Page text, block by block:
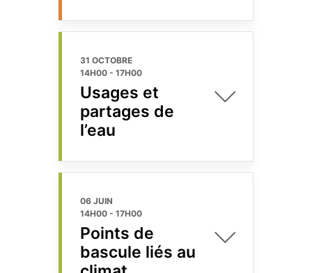
31 OCTOBRE
14H00 - 17H00
Usages et
partages de
l’eau
06 JUIN
14H00 - 17H00
Points de
bascule liés au